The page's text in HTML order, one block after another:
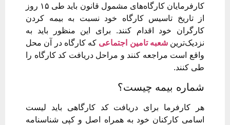
کارفرمایان کارگاه‌های مشمول قانون باید طی ۱۵ روز
از تاریخ تاسیس کارگاه خود نسبت به بیمه کردن
کارگران خود اقدام کنند. برای این منظور باید به
نزدیک‌ترینشعبه تامین اجتماعی که کارگاه در آن محل
واقع است مراجعه کنند و مراحل دریافت کد کارگاه را
طی کنند.
شماره بیمه چیست؟
هر کارفرما برای دریافت کد کارگاهی باید لیست
اسامی کارکنان خود به همراه اصل و کپی شناسنامه